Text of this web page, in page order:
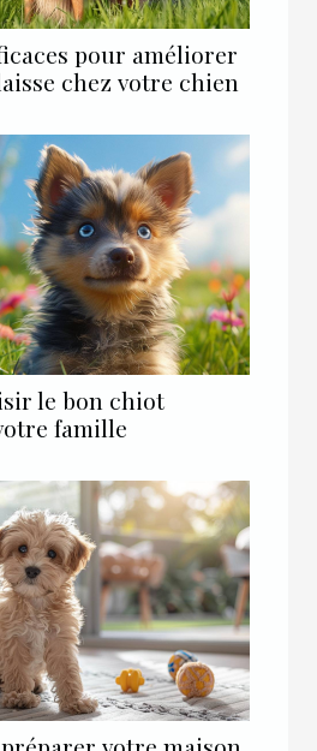
pour améliorer
chez votre chien
le bon chiot
famille